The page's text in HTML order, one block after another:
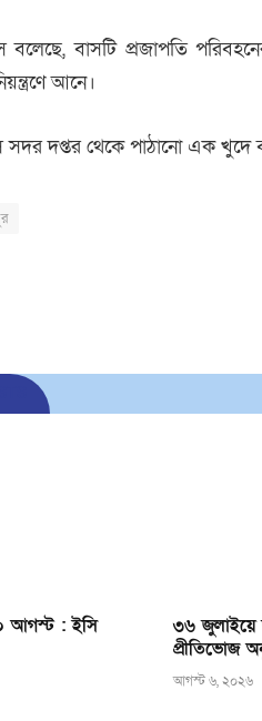
বলেছে, বাসটি প্রজাপতি
আনে।
সদর দপ্তর থেকে পাঠানো এক খুদে
আগস্ট : ইসি
৩৬ জুলাইয়ে
প্রীতিভোজ
আগস্ট ৬, ২০২৬